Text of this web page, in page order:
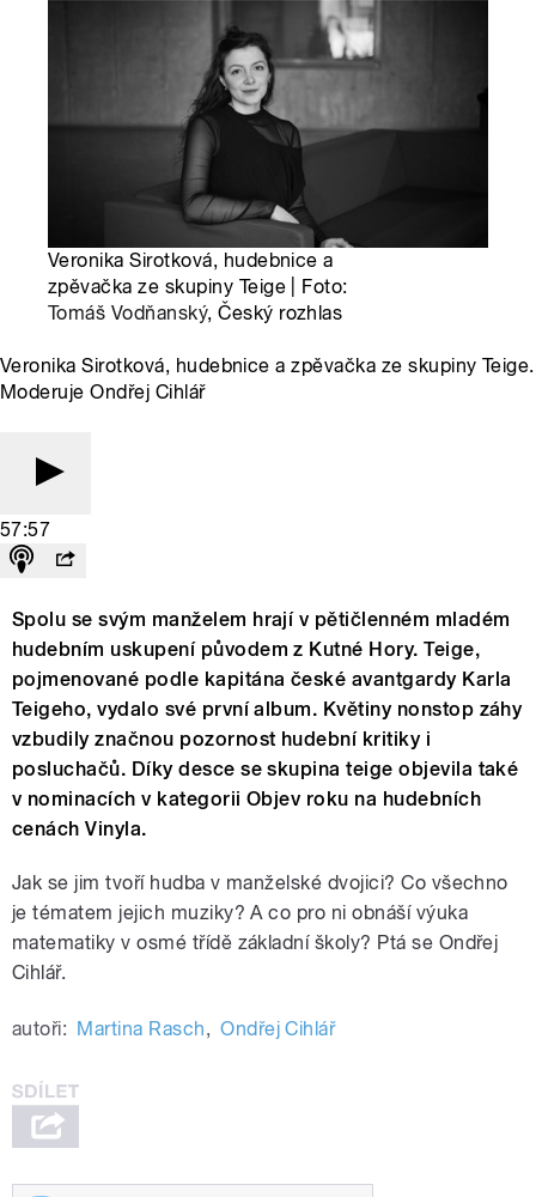
Veronika Sirotková, hudebnice a
zpěvačka ze skupiny Teige | Foto:
Tomáš Vodňanský, Český rozhlas
Veronika Sirotková, hudebnice a zpěvačka ze skupiny Teige.
Moderuje Ondřej Cihlář
57:57
Spolu se svým manželem hrají v pětičlenném mladém
hudebním uskupení původem z Kutné Hory. Teige,
pojmenované podle kapitána české avantgardy Karla
Teigeho, vydalo své první album. Květiny nonstop záhy
vzbudily značnou pozornost hudební kritiky i
posluchačů. Díky desce se skupina teige objevila také
v nominacích v kategorii Objev roku na hudebních
cenách Vinyla.
Jak se jim tvoří hudba v manželské dvojici? Co všechno
je tématem jejich muziky? A co pro ni obnáší výuka
matematiky v osmé třídě základní školy? Ptá se Ondřej
Cihlář.
autoři: Martina Rasch, Ondřej Cihlář